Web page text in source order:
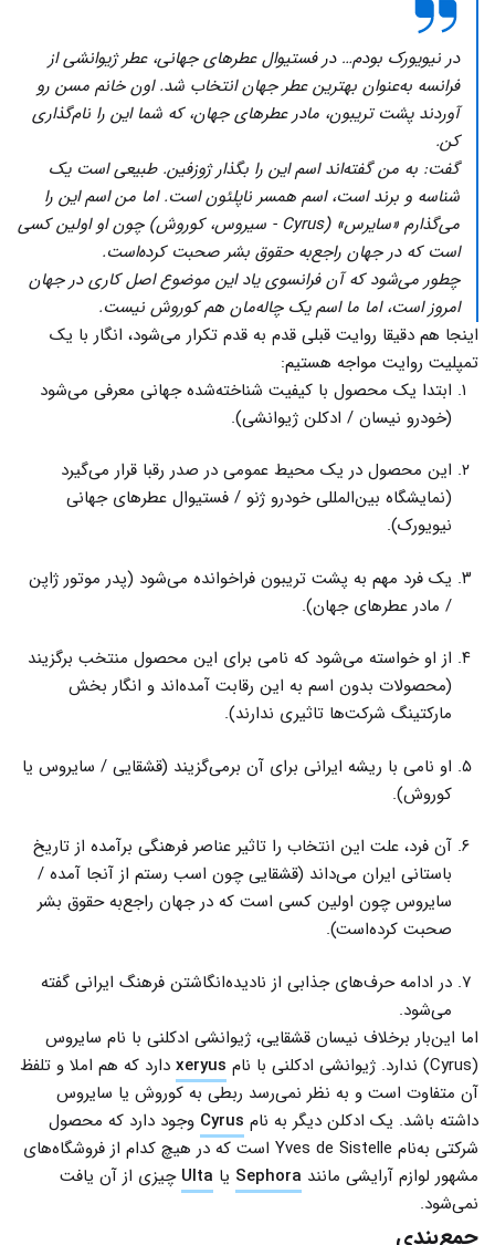
در نیویورک بودم… در فستیوال عطرهای جهانی، عطر ژیوانشی از
فرانسه به‌عنوان بهترین عطر جهان انتخاب شد. اون خانم مسن رو
آوردند پشت تریبون، مادر عطرهای جهان، که شما این را نام‌گذاری
کن.
گفت: به من گفته‌اند اسم این را بگذار ژوزفین. طبیعی است یک
شناسه و برند است، اسم همسر ناپلئون است. اما من اسم این را
می‌گذارم «سایرس» (Cyrus - سیروس، کوروش) چون او اولین کسی
است که در جهان راجع‌به حقوق بشر صحبت کرده‌است.
چطور می‌شود که آن فرانسوی یاد این موضوع اصل کاری در جهان
امروز است، اما ما اسم یک چاله‌مان هم کوروش نیست.
اینجا هم دقیقا روایت قبلی قدم به قدم تکرار می‌شود، انگار با یک
تمپلیت روایت مواجه هستیم:
ابتدا یک محصول با کیفیت شناخته‌شده جهانی معرفی می‌شود
(خودرو نیسان / ادکلن ژیوانشی).
این محصول در یک محیط عمومی در صدر رقبا قرار می‌گیرد
(نمایشگاه بین‌المللی خودرو ژنو / فستیوال عطرهای جهانی
نیویورک).
یک فرد مهم به پشت تریبون فراخوانده می‌شود (پدر موتور ژاپن
/ مادر عطرهای جهان).
از او خواسته می‌شود که نامی برای این محصول منتخب برگزیند
(محصولات بدون اسم به این رقابت آمده‌اند و انگار بخش
مارکتینگ شرکت‌ها تاثیری ندارند).
او نامی با ریشه ایرانی برای آن برمی‌گزیند (قشقایی / سایروس یا
کوروش).
آن فرد، علت این انتخاب را تاثیر عناصر فرهنگی برآمده از تاریخ
باستانی ایران می‌داند (قشقایی چون اسب رستم از آنجا آمده /
سایروس چون اولین کسی است که در جهان راجع‌به حقوق بشر
صحبت کرده‌است).
در ادامه حرف‌های جذابی از نادیده‌انگاشتن فرهنگ ایرانی گفته
می‌شود.
اما این‌بار برخلاف نیسان قشقایی، ژیوانشی ادکلنی با نام سایروس
(Cyrus) ندارد. ژیوانشی ادکلنی با نام
xeryus دارد که هم املا و تلفظ
آن متفاوت است و به نظر نمی‌رسد ربطی به کوروش یا سایروس
داشته باشد. یک ادکلن دیگر به نام Cyrus وجود دارد که محصول
شرکتی به‌نام Yves de Sistelle است که در هیچ کدام از فروشگاه‌های
مشهور لوازم آرایشی مانند Sephora یا Ulta چیزی از آن یافت
نمی‌شود.
جمع‌بندی